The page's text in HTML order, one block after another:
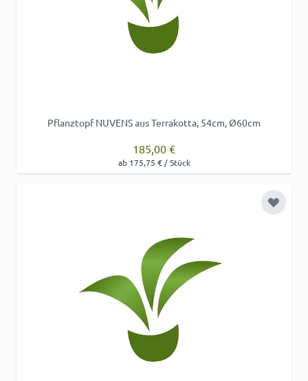
Pflanztopf NUVENS aus Terrakotta, 54cm, Ø60cm
185,00 €
ab 175,75 € / Stück
Zur